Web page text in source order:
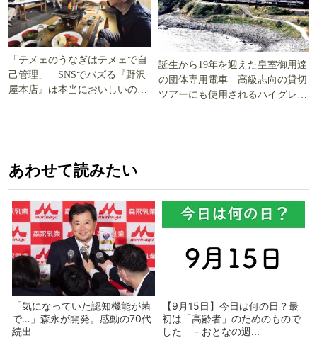
「テメェのうなぎはテメェで自
己管理」 SNSでバズる『野沢
屋本店』は本当においしいの
誕生から19年を迎えた皇室御用達
の団体専用電車 高級志向の貸切
ツアーにも使用されるハイグレー
あわせて読みたい
「気になっていた認知機能が菌
で…」森永が開発。感動の70代
続出
【9月15日】今日は何の日？最
初は「高齢者」のためのもので
した - おとなの週...